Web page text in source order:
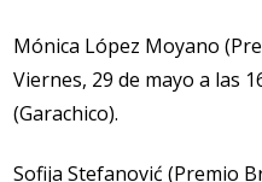
Mónica López Moyano
Viernes, 29 de mayo a las
(Garachico).
Sofija Stefanović (Premio